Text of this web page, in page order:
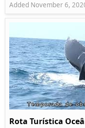
Added November 6,
Rota Turística